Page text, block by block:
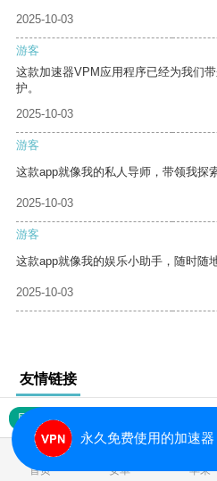
2025-10-03
游客
这款加速器VPM应用程序已经为我们
护。
2025-10-03
游客
这款app就像我的私人导师，带领我探
2025-10-03
游客
这款app就像我的娱乐小助手，随时随
2025-10-03
友情链接
网站地图
首页 安卓 苹果
永久免费使用的加速器